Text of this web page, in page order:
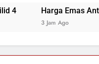
Emas Antam Terjun